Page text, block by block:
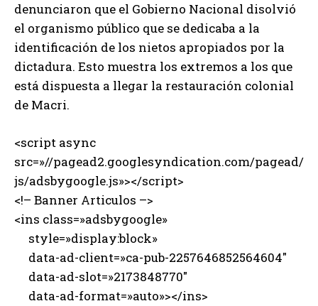
denunciaron que el Gobierno Nacional disolvió
el organismo público que se dedicaba a la
identificación de los nietos apropiados por la
dictadura. Esto muestra los extremos a los que
está dispuesta a llegar la restauración colonial
de Macri.
<script async
src=»//pagead2.googlesyndication.com/pagead/
js/adsbygoogle.js»></script>
<!– Banner Articulos –>
<ins class=»adsbygoogle»
style=»display:block»
data-ad-client=»ca-pub-2257646852564604″
data-ad-slot=»2173848770″
data-ad-format=»auto»></ins>